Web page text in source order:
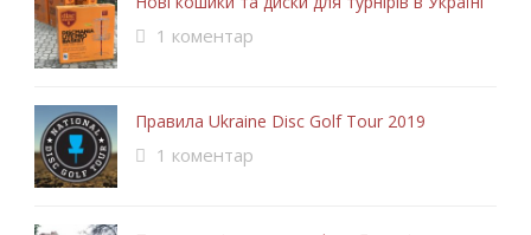
1 коментар
Правила Ukraine Disc Golf Tour 2019
1 коментар